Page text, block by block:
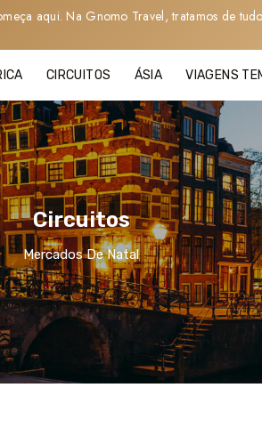
aqui. Na Gnomo Travel, tratamos de
CIRCUITOS ÁSIA VIAGENS
Circuitos
Mercados De Natal